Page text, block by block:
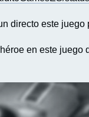
directo este
en este juego